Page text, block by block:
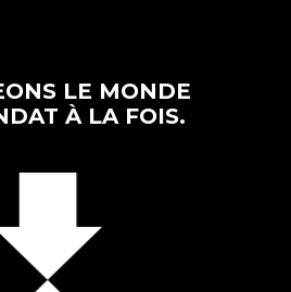
LE MONDE
À LA FOIS.